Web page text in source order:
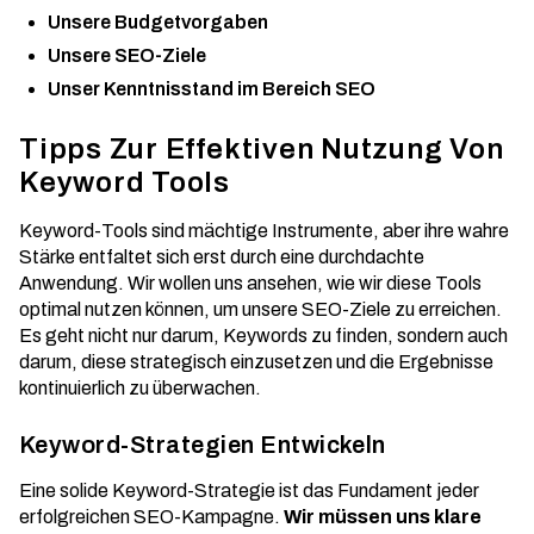
Unsere Budgetvorgaben
Unsere SEO-Ziele
Unser Kenntnisstand im Bereich SEO
Tipps Zur Effektiven Nutzung Von
Keyword Tools
Keyword-Tools sind mächtige Instrumente, aber ihre wahre
Stärke entfaltet sich erst durch eine durchdachte
Anwendung. Wir wollen uns ansehen, wie wir diese Tools
optimal nutzen können, um unsere SEO-Ziele zu erreichen.
Es geht nicht nur darum, Keywords zu finden, sondern auch
darum, diese strategisch einzusetzen und die Ergebnisse
kontinuierlich zu überwachen.
Keyword-Strategien Entwickeln
Eine solide Keyword-Strategie ist das Fundament jeder
erfolgreichen SEO-Kampagne. Wir müssen uns klare